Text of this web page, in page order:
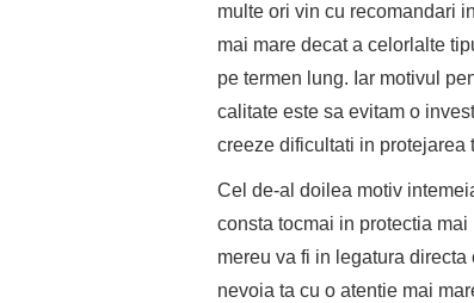
multe ori vin cu recomandari
mai mare decat a celorlalte
pe termen lung. Iar motivul
calitate este sa evitam o
creeze dificultati in protejarea
Cel de-al doilea motiv
consta tocmai in protectia
mereu va fi in legatura
nevoia ta cu o atentie mai